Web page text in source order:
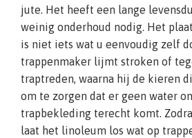
jute. Het heeft een lange
weinig onderhoud nodig. Het
is niet iets wat u eenvoudig zelf
trappenmaker lijmt stroken of
traptreden, waarna hij de kieren
om te zorgen dat er geen water
trapbekleding terecht komt.
laat het linoleum los wat op